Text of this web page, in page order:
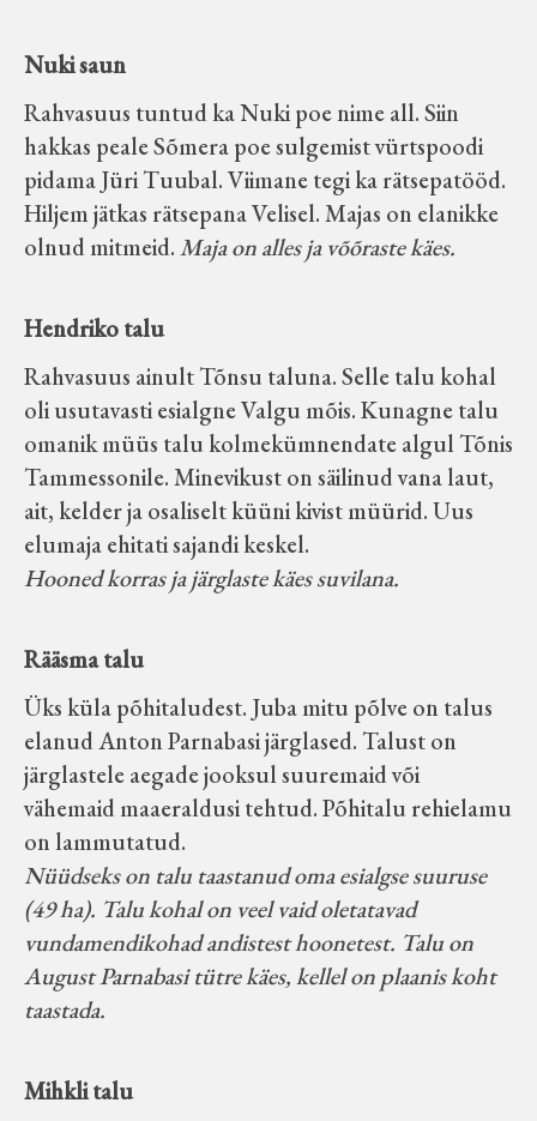
Nuki saun
Rahvasuus tuntud ka Nuki poe nime all. Siin
hakkas peale Sõmera poe sulgemist vürtspoodi
pidama Jüri Tuubal. Viimane tegi ka rätsepatööd.
Hiljem jätkas rätsepana Velisel. Majas on elanikke
olnud mitmeid.Maja on alles ja võõraste käes.
Hendriko talu
Rahvasuus ainult Tõnsu taluna. Selle talu kohal
oli usutavasti esialgne Valgu mõis. Kunagne talu
omanik müüs talu kolmekümnendate algul Tõnis
Tammessonile. Minevikust on säilinud vana laut,
ait, kelder ja osaliselt küüni kivist müürid. Uus
elumaja ehitati sajandi keskel.
Hooned korras ja järglaste käes suvilana.
Rääsma talu
Üks küla põhitaludest. Juba mitu põlve on talus
elanud Anton Parnabasi järglased. Talust on
järglastele aegade jooksul suuremaid või
vähemaid maaeraldusi tehtud. Põhitalu rehielamu
on lammutatud.
Nüüdseks on talu taastanud oma esialgse suuruse
(49 ha). Talu kohal on veel vaid oletatavad
vundamendikohad andistest hoonetest. Talu on
August Parnabasi tütre käes, kellel on plaanis koht
taastada.
Mihkli talu